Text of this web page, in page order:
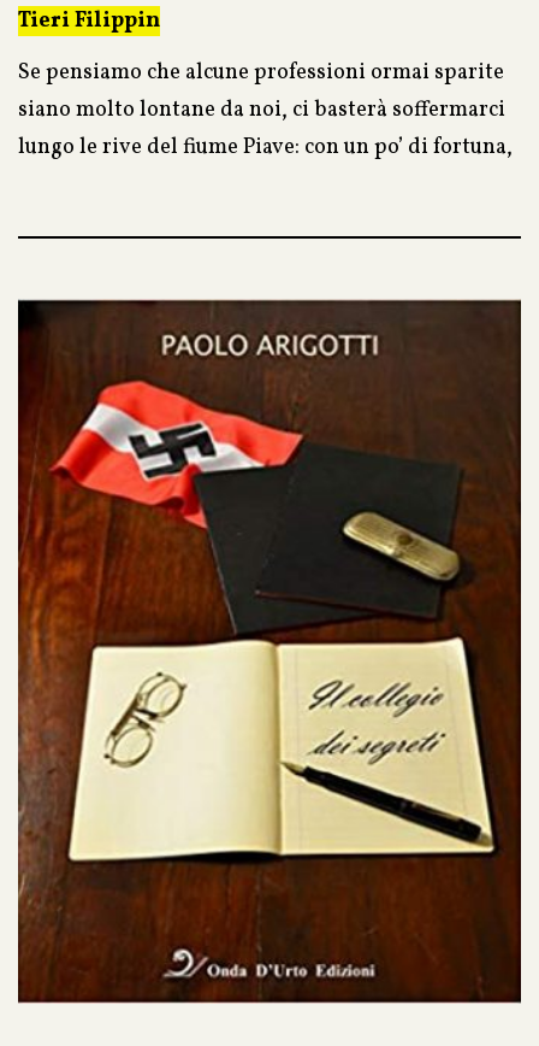
Tieri Filippin
Se pensiamo che alcune professioni ormai sparite
siano molto lontane da noi, ci basterà soffermarci
lungo le rive del fiume Piave: con un po’ di fortuna,
Uomini forti e coraggiosi che fino agli inizi del
Novecento hanno solcato le lunatiche acque della
Piave per guadagnarsi da vivere e la cui storia non
ci sembrerà più così lontana dai nostri tempi.